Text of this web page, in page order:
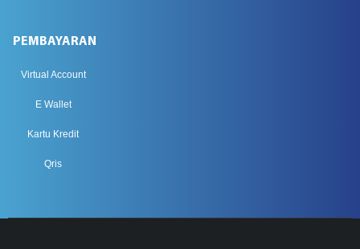
PEMBAYARAN
Virtual Account
E Wallet
Kartu Kredit
Qris